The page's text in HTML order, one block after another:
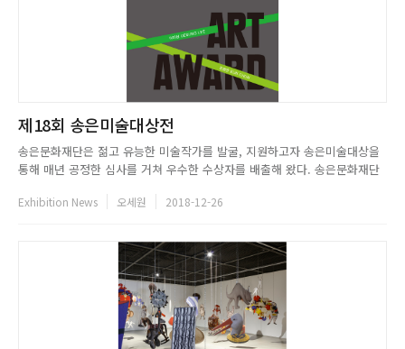
제18회 송은미술대상전
송은문화재단은 젊고 유능한 미술작가를 발굴, 지원하고자 송은미술대상을
통해 매년 공정한 심사를 거쳐 우수한 수상자를 배출해 왔다. 송은문화재단
구 활동을 지원하고 있다. 올해 대상 작가 선정을 위한 최종심사인 《제18
Exhibition News 오세원 2018-12-26